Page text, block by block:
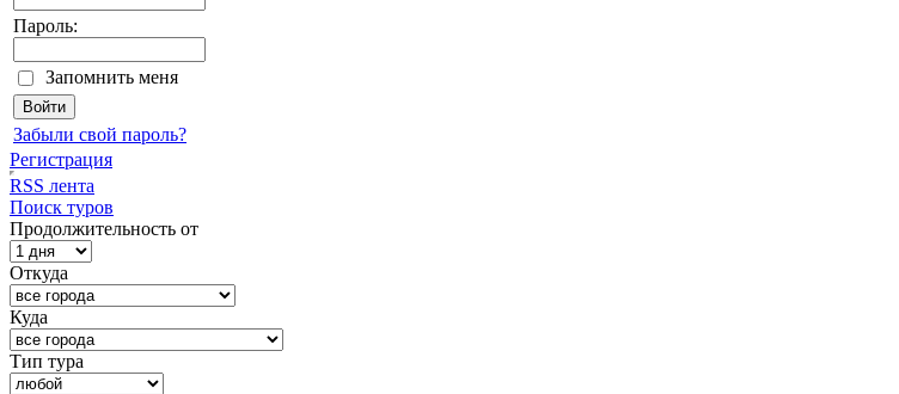
Пароль:
Запомнить меня
Забыли свой пароль?
Регистрация
RSS лента
Поиск туров
Продолжительность от
Откуда
Куда
Тип тура